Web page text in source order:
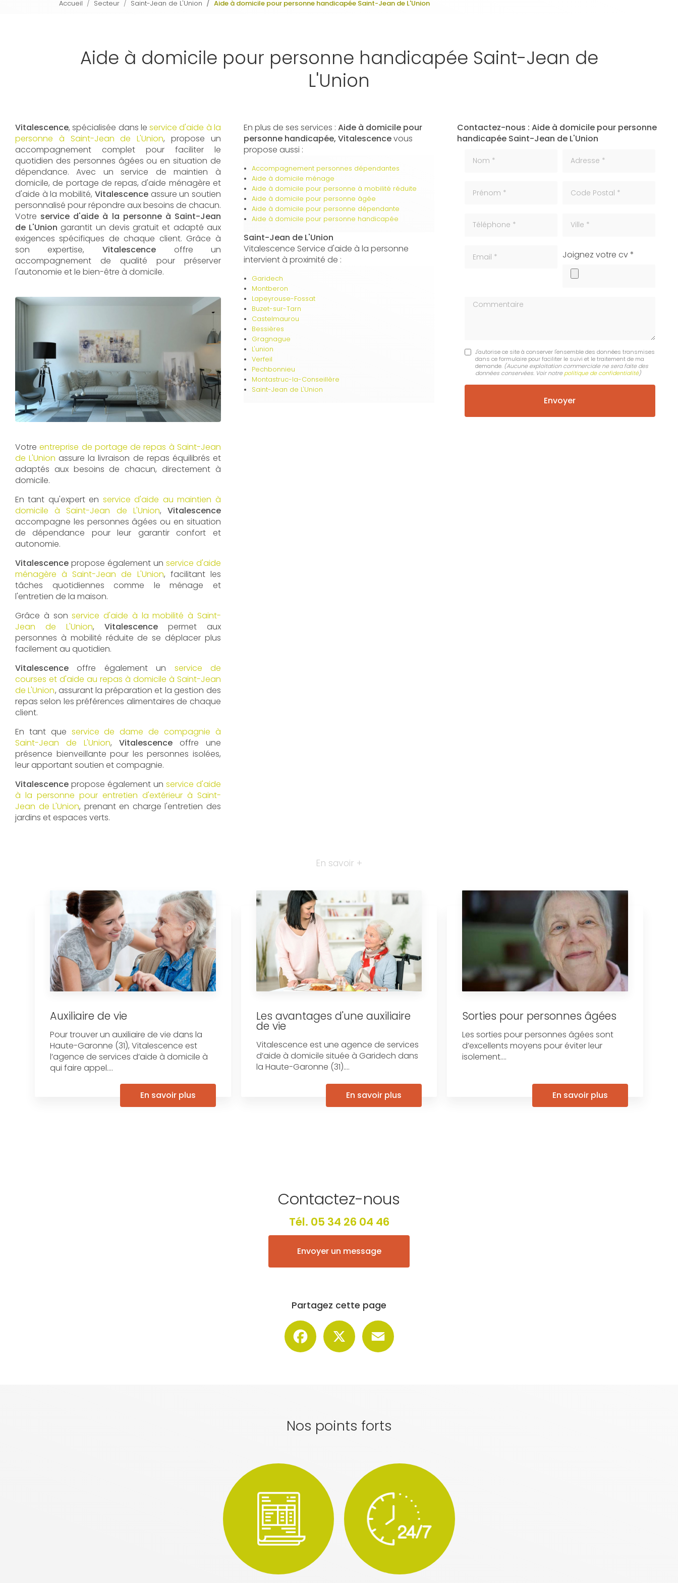
Accueil Secteur Saint-Jean de L'Union Aide à domicile pour personne handicapée Saint-Jean de L'Union
Aide à domicile pour personne handicapée Saint-Jean de
L'Union
Vitalescence, spécialisée dans leservice d'aide à la
personne à Saint-Jean de L'Union, propose un
accompagnement complet pour faciliter le
quotidien des personnes âgées ou en situation de
dépendance. Avec un service de maintien à
domicile, de portage de repas, d'aide ménagère et
d'aide à la mobilité, Vitalescence assure un soutien
personnalisé pour répondre aux besoins de chacun.
Votre service d'aide à la personne à Saint-Jean
de L'Union garantit un devis gratuit et adapté aux
exigences spécifiques de chaque client. Grâce à
son expertise, Vitalescence offre un
accompagnement de qualité pour préserver
l'autonomie et le bien-être à domicile.
Votreentreprise de portage de repas à Saint-Jean
de L'Union assure la livraison de repas équilibrés et
adaptés aux besoins de chacun, directement à
domicile.
En tant qu'expert en service d'aide au maintien à
domicile à Saint-Jean de L'Union, Vitalescence
accompagne les personnes âgées ou en situation
de dépendance pour leur garantir confort et
autonomie.
Vitalescence propose également un service d'aide
ménagère à Saint-Jean de L'Union, facilitant les
tâches quotidiennes comme le ménage et
l'entretien de la maison.
Grâce à sonservice d'aide à la mobilité à Saint-
Jean de L'Union, Vitalescence permet aux
personnes à mobilité réduite de se déplacer plus
facilement au quotidien.
Vitalescence offre également un service de
courses et d'aide au repas à domicile à Saint-Jean
de L'Union, assurant la préparation et la gestion des
repas selon les préférences alimentaires de chaque
client.
En tant que service de dame de compagnie à
Saint-Jean de L'Union, Vitalescence offre une
présence bienveillante pour les personnes isolées,
leur apportant soutien et compagnie.
Vitalescence propose également un service d'aide
à la personne pour entretien d'extérieur à Saint-
Jean de L'Union, prenant en charge l'entretien des
jardins et espaces verts.
En plus de ses services : Aide à domicile pour
personne handicapée, Vitalescencevous
propose aussi :
Accompagnement personnes dépendantes
Aide à domicile ménage
Aide à domicile pour personne à mobilité réduite
Aide à domicile pour personne âgée
Aide à domicile pour personne dépendante
Aide à domicile pour personne handicapée
Saint-Jean de L'Union
Vitalescence Service d'aide à la personne
intervient à proximité de :
Garidech
Montberon
Lapeyrouse-Fossat
Buzet-sur-Tarn
Castelmaurou
Bessières
Gragnague
L'union
Verfeil
Pechbonnieu
Montastruc-la-Conseillère
Saint-Jean de L'Union
Contactez-nous : Aide à domicile pour personne
handicapée Saint-Jean de L'Union
cv
Joignez votre cv *
Commentaire
J'autorise ce site à conserver l'ensemble des données transmises
dans ce formulaire pour faciliter le suivi et le traitement de ma
demande. (Aucune exploitation commerciale ne sera faite des
données conservées. Voir notre politique de confidentialité)
En savoir +
Auxiliaire de vie
Pour trouver un auxiliaire de vie dans la
Haute-Garonne (31), Vitalescence est
l’agence de services d’aide à domicile à
qui faire appel....
En savoir plus
Les avantages d'une auxiliaire
de vie
Vitalescence est une agence de services
d’aide à domicile située à Garidech dans
la Haute-Garonne (31)....
En savoir plus
Sorties pour personnes âgées
Les sorties pour personnes âgées sont
d’excellents moyens pour éviter leur
isolement....
En savoir plus
Contactez-nous
Tél. 05 34 26 04 46
Envoyer un message
Partagez cette page
Facebook
Nos points forts